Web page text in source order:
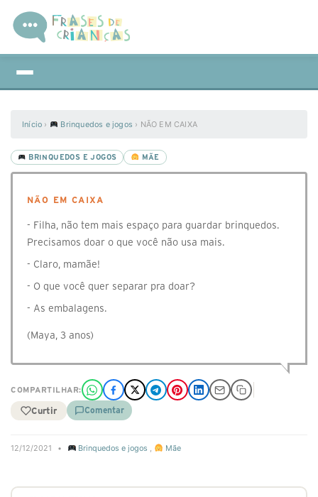
Início › Brinquedos e jogos › NÃO EM CAIXA
BRINQUEDOS E JOGOS MÃE
NÃO EM CAIXA
- Filha, não tem mais espaço para guardar brinquedos.
Precisamos doar o que você não usa mais.
- Claro, mamãe!
- O que você quer separar pra doar?
- As embalagens.
(Maya, 3 anos)
COMPARTILHAR:
Curtir Comentar
12/12/2021 • Brinquedos e jogos , Mãe